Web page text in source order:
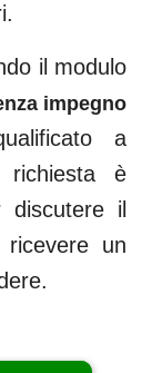
il modulo
impegno
a
è
il
un